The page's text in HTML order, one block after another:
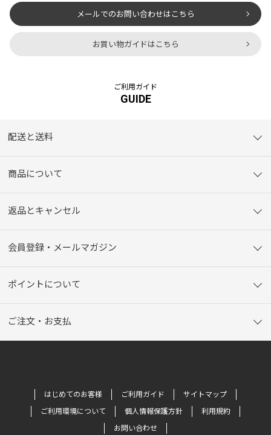
メールでのお問い合わせはこちら
お買い物ガイドはこちら
ご利用ガイド
GUIDE
配送と送料
商品について
返品とキャンセル
会員登録・メールマガジン
ポイントについて
ご注文・お支払
はじめてのお客様 ご利用ガイド
サイトマップ
ご利用環境について
個人情報保護方針
利用規約
お問い合わせ